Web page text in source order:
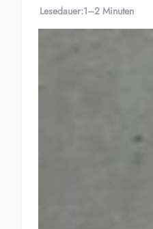
Lesedauer:1–2 Minuten